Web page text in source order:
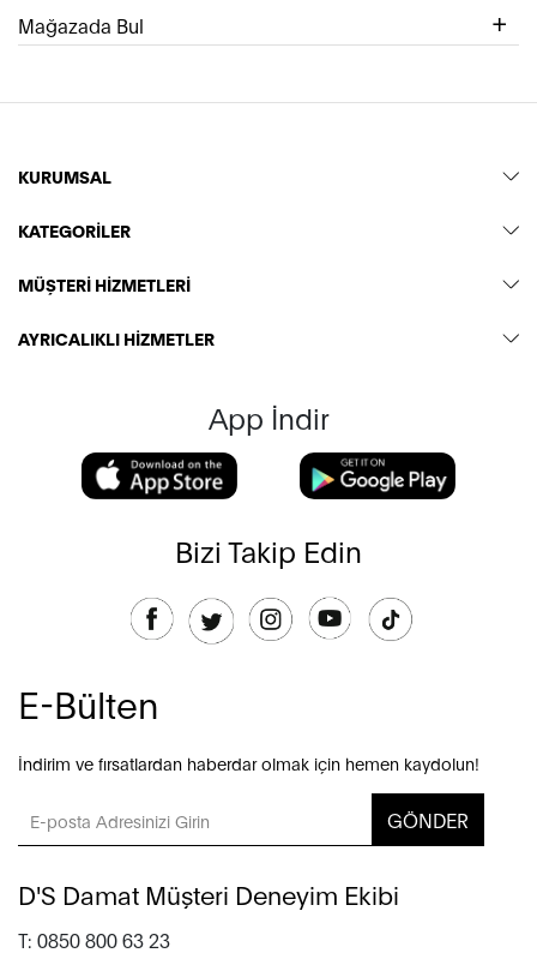
Mağazada Bul
KURUMSAL
KATEGORİLER
MÜŞTERİ HİZMETLERİ
AYRICALIKLI HİZMETLER
App İndir
Bizi Takip Edin
E-Bülten
İndirim ve fırsatlardan haberdar olmak için hemen kaydolun!
GÖNDER
D'S Damat Müşteri Deneyim Ekibi
T: 0850 800 63 23